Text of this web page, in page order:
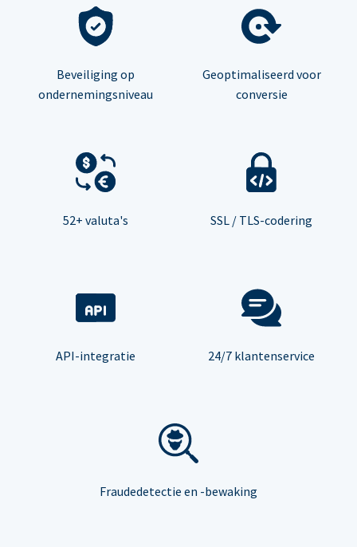
Beveiliging op
ondernemingsniveau
Geoptimaliseerd voor
conversie
52+ valuta's SSL / TLS-codering
API-integratie 24/7 klantenservice
Fraudedetectie en -bewaking